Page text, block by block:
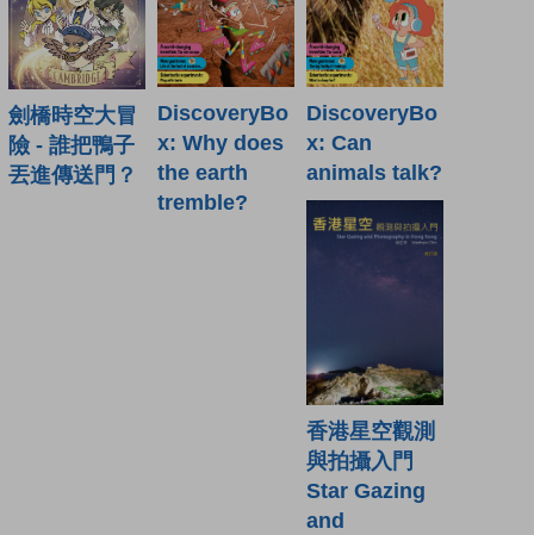
劍橋時空大冒
險 - 誰把鴨子
丟進傳送門？
DiscoveryBo
x: Why does
the earth
tremble?
DiscoveryBo
x: Can
animals talk?
香港星空觀測
與拍攝入門
Star Gazing
and